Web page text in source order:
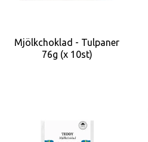
Mjölkchoklad - Tulpaner
76g (x 10st)